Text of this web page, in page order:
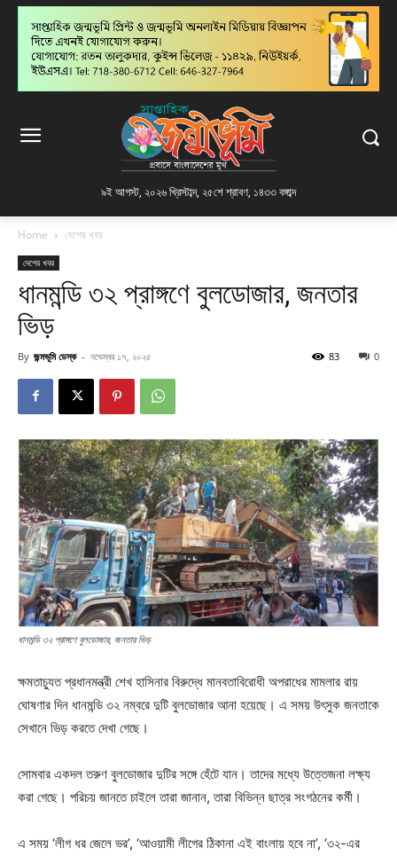
৯ই আগস্ট, ২০২৬ খ্রিস্টাব্দ, ২৫শে শ্রাবণ, ১৪৩৩ বঙ্গাব্দ
Home দেশের খবর
দেশের খবর
ধানমন্ডি ৩২ প্রাঙ্গণে বুলডোজার, জনতার
ভিড়
By জন্মভূমি ডেস্ক - নভেম্বর ১৭, ২০২৫ 0
83
ধানমন্ডি ৩২ প্রাঙ্গণে বুলডোজার, জনতার ভিড়
ক্ষমতাচ্যুত প্রধানমন্ত্রী শেখ হাসিনার বিরুদ্ধে মানবতাবিরোধী অপরাধের মামলার রায়
ঘোষণার দিন ধানমন্ডি ৩২ নম্বরে দুটি বুলডোজার আনা হয়েছে। এ সময় উৎসুক জনতাকে
সেখানে ভিড় করতে দেখা গেছে।
সোমবার একদল তরুণ বুলডোজার দুটির সঙ্গে হেঁটে যান। তাদের মধ্যে উত্তেজনা লক্ষ্য
করা গেছে। পরিচয় জানতে চাইলে তারা জানান, তারা বিভিন্ন ছাত্র সংগঠনের কর্মী।
এ সময় ‘লীগ ধর জেলে ভর’, ‘আওয়ামী লীগের ঠিকানা এই বাংলায় হবে না’, ‘৩২-এর